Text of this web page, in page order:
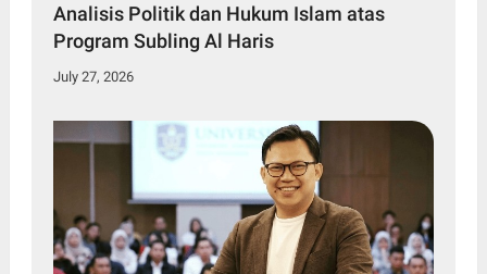
Analisis Politik dan Hukum Islam atas
Program Subling Al Haris
July 27, 2026